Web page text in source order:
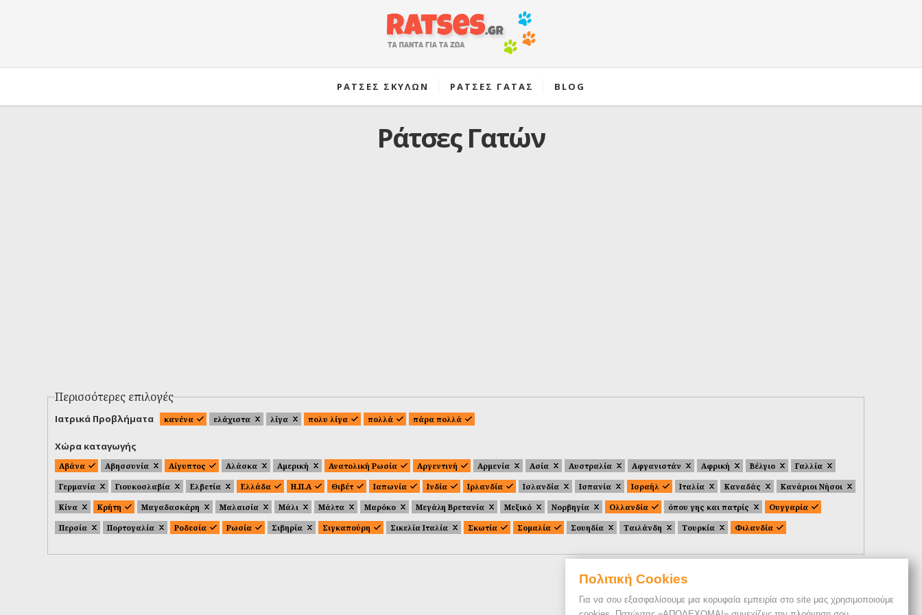
Πολιτική Cookies
Για να σου εξασφαλίσουμε μια κορυφαία εμπειρία στο site μας χρησιμοποιούμε
ΡΑΤΣΕΣ ΣΚΥΛΩΝ ΡΑΤΣΕΣ ΓΑΤΑΣ BLOG
Ράτσες Γατών
Περισσότερες επιλογές
Ιατρικά Προβλήματα κανένα ελάχιστα λίγα πολυ λίγα πολλά πάρα πολλά
Χώρα καταγωγής
Αβάνα Αβησσυνία Αίγυπτος Αλάσκα Αμερική Ανατολική Ρωσία Αργεντινή Αρμενία Ασία Αυστραλία Αφγανιστάν Αφρική Βέλγιο
Γαλλία
Γερμανία
Γιουκοσλαβία Ελβετία Ελλάδα Η.Π.Α Θιβέτ Ιαπωνία Ινδία Ιρλανδία Ισλανδία Ισπανία Ισραήλ Ιταλία Καναδάς
Κανάριοι Νήσοι
Κίνα
Κρήτη Μαγαδασκάρη Μαλαισία Μάλι Μάλτα Μαρόκο Μεγάλη Βρετανία Μεξικό Νορβηγία Ολλανδία όπου γης και πατρίς
Ουγγαρία
Περσία
Πορτογαλία Ροδεσία Ρωσία Σιβηρία Σιγκαπούρη Σικελία Ιταλία Σκωτία Σομαλία Σουηδία Ταιλάνδη Τουρκία Φιλανδία